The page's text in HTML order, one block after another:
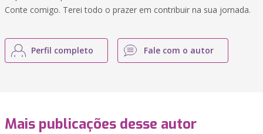
Conte comigo. Terei todo o prazer em contribuir na sua jornada.
Perfil completo Fale com o autor
Mais publicações desse autor